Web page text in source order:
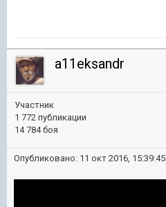
a11eksandr
Участник
1 772 публикации
14 784 боя
Опубликовано: 11 окт 2016, 15:39:45